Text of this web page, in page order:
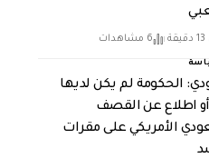
6 مشاهدات
الحكومة لم يكن لديها
اطلاع عن القصف
الأمريكي على مقرات